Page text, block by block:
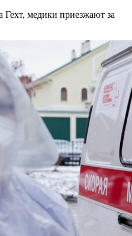
медики приезжают за